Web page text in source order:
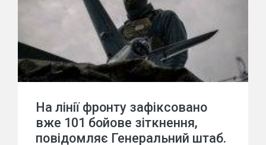
На лінії фронту зафіксовано
вже 101 бойове зіткнення,
повідомляє Генеральний штаб.